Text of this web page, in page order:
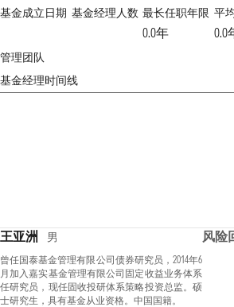
基金成立日期 基金经理人数 最长任职年限
0.0年
平
0.0
管理团队
基金经理时间线
王亚洲 男
曾任国泰基金管理有限公司债券研究员，2014年6
月加入嘉实基金管理有限公司固定收益业务体系
任研究员，现任固收投研体系策略投资总监。硕
士研究生，具有基金从业资格。中国国籍。
风险